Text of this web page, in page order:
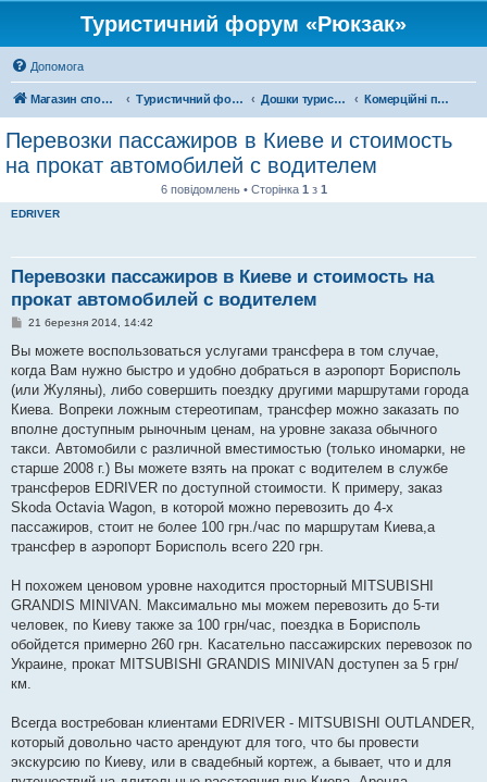
Туристичний форум «Рюкзак»
Допомога
Магазин спорядження Туристичний форум «Рюкзак» Дошки туристичних оголошень Комерційні подорожі
Перевозки пассажиров в Киеве и стоимость
на прокат автомобилей с водителем
6 повідомлень • Сторінка 1 з 1
EDRIVER
Перевозки пассажиров в Киеве и стоимость на
прокат автомобилей с водителем
П
в
д
о
л
е
н
я
21 березня 2014, 14:42
Вы можете воспользоваться услугами трансфера в том случае,
когда Вам нужно быстро и удобно добраться в аэропорт Борисполь
(или Жуляны), либо совершить поездку другими маршрутами города
Киева. Вопреки ложным стереотипам, трансфер можно заказать по
вполне доступным рыночным ценам, на уровне заказа обычного
такси. Автомобили с различной вместимостью (только иномарки, не
старше 2008 г.) Вы можете взять на прокат с водителем в службе
трансферов EDRIVER по доступной стоимости. К примеру, заказ
Skoda Octavia Wagon, в которой можно перевозить до 4-х
пассажиров, стоит не более 100 грн./час по маршрутам Киева,а
трансфер в аэропорт Борисполь всего 220 грн.
Н похожем ценовом уровне находится просторный MITSUBISHI
GRANDIS MINIVAN. Максимально мы можем перевозить до 5-ти
человек, по Киеву также за 100 грн/час, поездка в Борисполь
обойдется примерно 260 грн. Касательно пассажирских перевозок по
Украине, прокат MITSUBISHI GRANDIS MINIVAN доступен за 5 грн/
км.
Всегда востребован клиентами EDRIVER - MITSUBISHI OUTLANDER,
который довольно часто арендуют для того, что бы провести
экскурсию по Киеву, или в свадебный кортеж, а бывает, что и для